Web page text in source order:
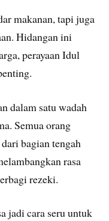
makanan, tapi juga
Hidangan ini
perayaan Idul
dalam satu wadah
Semua orang
bagian tengah
rasa
rezeki.
jadi cara seru untuk